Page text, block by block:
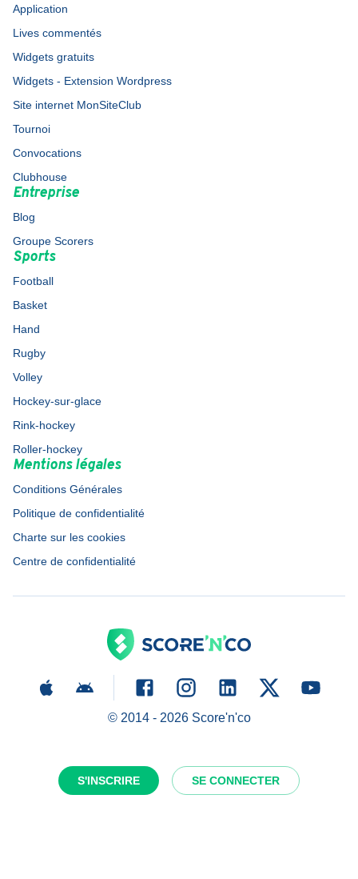
S'INSCRIRE SE CONNECTER
Application
Lives commentés
Widgets gratuits
Widgets - Extension Wordpress
Site internet MonSiteClub
Tournoi
Convocations
Clubhouse
Entreprise
Blog
Groupe Scorers
Sports
Football
Basket
Hand
Rugby
Volley
Hockey-sur-glace
Rink-hockey
Roller-hockey
Mentions légales
Conditions Générales
Politique de confidentialité
Charte sur les cookies
Centre de confidentialité
© 2014 - 2026Score'n'co